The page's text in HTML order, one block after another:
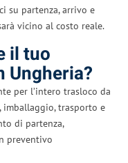
su partenza, arrivo e
vicino al costo reale.
il tuo
Ungheria?
per l’intero trasloco da
imballaggio, trasporto e
di partenza,
preventivo